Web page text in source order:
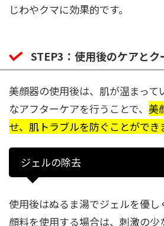
じわやクマに効果的です。
STEP3：使用後のケアと
美顔器の使用後は、肌が温まって
なアフターケアを行うことで、 美
せ、肌トラブルを防ぐことができ
ジェルの除去
使用後はぬるま湯でジェルを優し
顔料を使用する場合は、刺激の少